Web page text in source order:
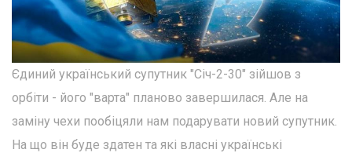
Єдиний український супутник "Січ-2-30" зійшов з
орбіти - його "варта" планово завершилася. Але на
заміну чехи пообіцяли нам подарувати новий супутник.
На що він буде здатен та які власні українські